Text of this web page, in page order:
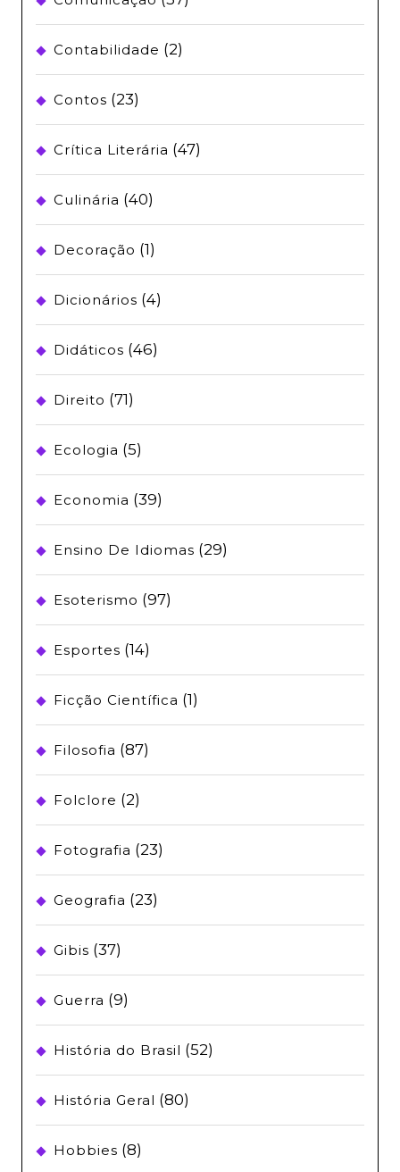
Contabilidade (2)
Contos (23)
Crítica Literária (47)
Culinária (40)
Decoração (1)
Dicionários (4)
Didáticos (46)
Direito (71)
Ecologia (5)
Economia (39)
Ensino De Idiomas (29)
Esoterismo (97)
Esportes (14)
Ficção Científica (1)
Filosofia (87)
Folclore (2)
Fotografia (23)
Geografia (23)
Gibis (37)
Guerra (9)
História do Brasil (52)
História Geral (80)
Hobbies (8)